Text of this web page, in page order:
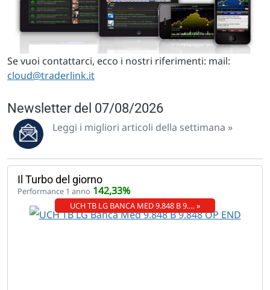
Se vuoi contattarci, ecco i nostri riferimenti: mail:
cloud@traderlink.it
Newsletter del 07/08/2026
Leggi i migliori articoli della settimana »
Il Turbo del giorno
Performance 1 anno 142,33%
UCH TB LG BANCA MED 9.848 B 9.… »